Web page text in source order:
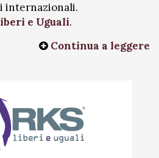
internazionali.
e Uguali.
Continua a leggere